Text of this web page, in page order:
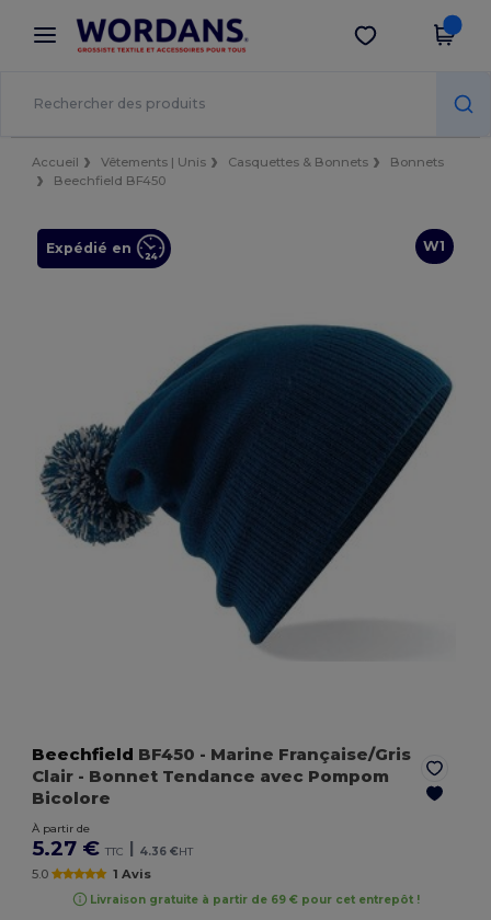
× Appli Wordans
Meilleurs prix sur l’app !
Obtenir l'appli
Accueil Vêtements | Unis Casquettes & Bonnets
Bonnets
Beechfield BF450
W1
Expédié en
Beechfield BF450 - Marine Française/Gris
Clair - Bonnet Tendance avec Pompom
Bicolore
À partir de
5.27 € TTC | 4.36 €HT
5.0 1 Avis
Livraison gratuite à partir de 69 € pour cet entrepôt !